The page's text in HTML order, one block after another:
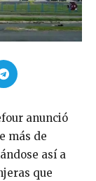
anunció
más de
así a
que